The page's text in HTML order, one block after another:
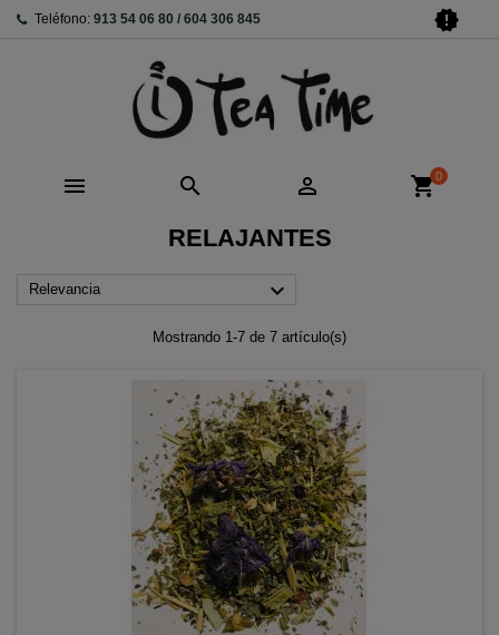
Teléfono: 913 54 06 80 / 604 306 845 new_releases
   shopping_cart0
RELAJANTES
Relevancia 
Mostrando 1-7 de 7 artículo(s)